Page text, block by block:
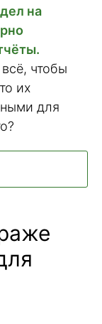
на
чтобы
их
для